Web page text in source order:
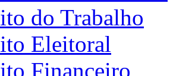
do Trabalho
Eleitoral
Financeiro